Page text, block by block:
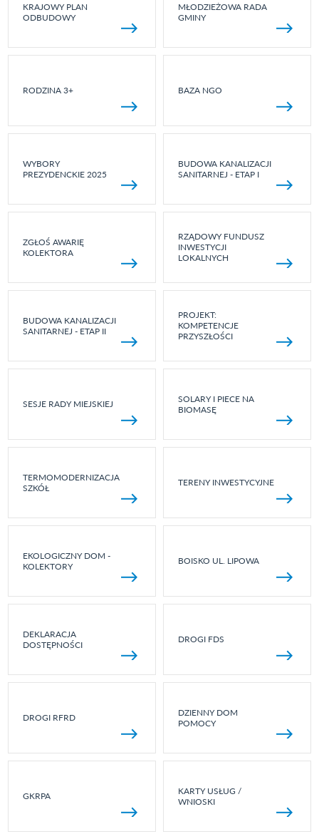
KRAJOWY PLAN
ODBUDOWY
MŁODZIEŻOWA RADA
GMINY
RODZINA 3+ BAZA NGO
WYBORY
PREZYDENCKIE 2025
BUDOWA KANALIZACJI
SANITARNEJ - ETAP I
ZGŁOŚ AWARIĘ
KOLEKTORA
RZĄDOWY FUNDUSZ
INWESTYCJI
LOKALNYCH
BUDOWA KANALIZACJI
SANITARNEJ - ETAP II
PROJEKT:
KOMPETENCJE
PRZYSZŁOŚCI
SESJE RADY MIEJSKIEJ
SOLARY I PIECE NA
BIOMASĘ
TERMOMODERNIZACJA
SZKÓŁ
TERENY INWESTYCYJNE
EKOLOGICZNY DOM -
KOLEKTORY
BOISKO UL. LIPOWA
DEKLARACJA
DOSTĘPNOŚCI
DROGI FDS
DROGI RFRD
DZIENNY DOM
POMOCY
GKRPA
KARTY USŁUG /
WNIOSKI